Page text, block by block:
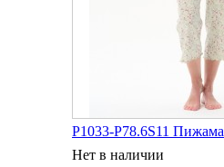
P1033-P78.6S11 Пижама
Нет в наличии